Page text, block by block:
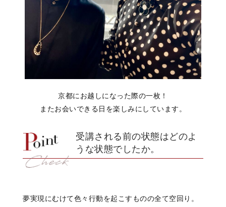
京都にお越しになった際の一枚！
またお会いできる日を楽しみにしています。
受講される前の状態はどのよ
うな状態でしたか。
夢実現にむけて色々行動を起こすものの全て空回り。